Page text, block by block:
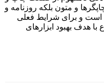
و متون بلکه روزنامه و
است و برای شرایط فعلی
با هدف بهبود ابزارهای